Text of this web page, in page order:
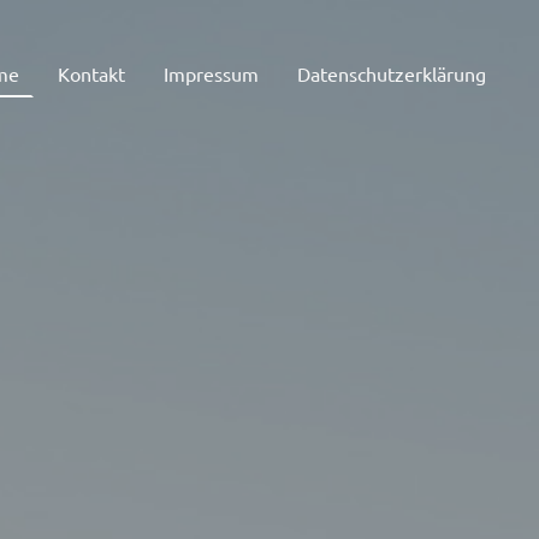
Kontakt Impressum Datenschutzerklärung